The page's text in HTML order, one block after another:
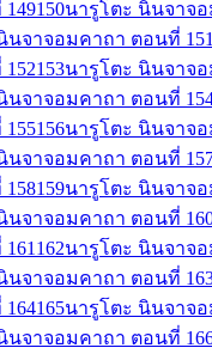
150นารูโตะ นินจาจ
นจาจอมคาถา ตอนที่ 151
153นารูโตะ นินจาจ
นจาจอมคาถา ตอนที่
156นารูโตะ นินจาจ
นจาจอมคาถา ตอนที่
159นารูโตะ นินจาจ
นจาจอมคาถา ตอนที่
162นารูโตะ นินจาจ
นจาจอมคาถา ตอนที่
165นารูโตะ นินจาจ
นจาจอมคาถา ตอนที่